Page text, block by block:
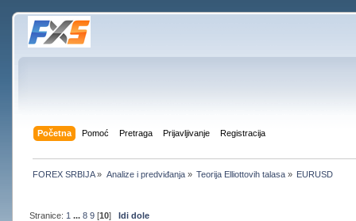
Početna Pomoć Pretraga Prijavljivanje Registracija
FOREX SRBIJA» Analize i predviđanja» Teorija Elliottovih talasa» EURUSD
Stranice: 1 ...8 9 [10]Idi dole